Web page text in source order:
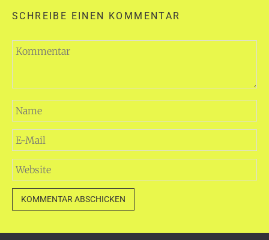
SCHREIBE EINEN KOMMENTAR